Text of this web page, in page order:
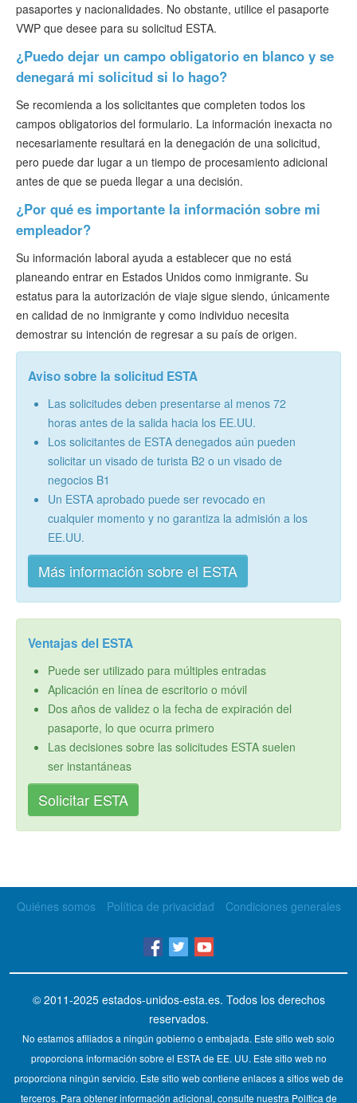
pasaportes y nacionalidades. No obstante, utilice el pasaporte
VWP que desee para su solicitud ESTA.
¿Puedo dejar un campo obligatorio en blanco y se
denegará mi solicitud si lo hago?
Se recomienda a los solicitantes que completen todos los
campos obligatorios del formulario. La información inexacta no
necesariamente resultará en la denegación de una solicitud,
pero puede dar lugar a un tiempo de procesamiento adicional
antes de que se pueda llegar a una decisión.
¿Por qué es importante la información sobre mi
empleador?
Su información laboral ayuda a establecer que no está
planeando entrar en Estados Unidos como inmigrante. Su
estatus para la autorización de viaje sigue siendo, únicamente
en calidad de no inmigrante y como individuo necesita
demostrar su intención de regresar a su país de origen.
Aviso sobre la solicitud ESTA
Las solicitudes deben presentarse al menos 72
horas antes de la salida hacia los EE.UU.
Los solicitantes de ESTA denegados aún pueden
solicitar un visado de turista B2 o un visado de
negocios B1
Un ESTA aprobado puede ser revocado en
cualquier momento y no garantiza la admisión a los
EE.UU.
Más información sobre el ESTA
Ventajas del ESTA
Puede ser utilizado para múltiples entradas
Aplicación en línea de escritorio o móvil
Dos años de validez o la fecha de expiración del
pasaporte, lo que ocurra primero
Las decisiones sobre las solicitudes ESTA suelen
ser instantáneas
Solicitar ESTA
Quiénes somos Política de privacidad Condiciones generales
© 2011-2025 estados-unidos-esta.es. Todos los derechos
reservados.
No estamos afiliados a ningún gobierno o embajada. Este sitio web solo
proporciona información sobre el ESTA de EE. UU. Este sitio web no
proporciona ningún servicio. Este sitio web contiene enlaces a sitios web de
terceros. Para obtener información adicional, consulte nuestra Política de